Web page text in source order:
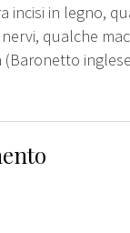
incisi in legno,
qualche
(Baronetto